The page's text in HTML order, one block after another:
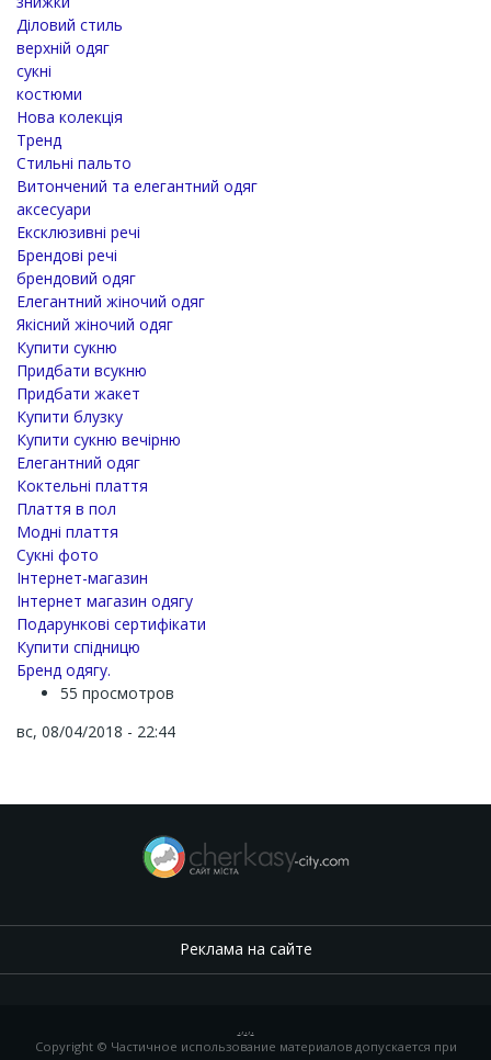
Діловий стиль
верхній одяг
сукні
костюми
Нова колекція
Тренд
Стильні пальто
Витончений та елегантний одяг
аксесуари
Ексклюзивні речі
Брендові речі
брендовий одяг
Елегантний жіночий одяг
Якісний жіночий одяг
Купити сукню
Придбати всукню
Придбати жакет
Купити блузку
Купити сукню вечірню
Елегантний одяг
Коктельні плаття
Плаття в пол
Модні плаття
Сукні фото
Інтернет-магазин
Інтернет магазин одягу
Подарункові сертифікати
Купити спідницю
Бренд одягу.
55 просмотров
вс, 08/04/2018 - 22:44
Реклама на сайте
.,.,.
Copyright © Частичное использование материалов допускается при